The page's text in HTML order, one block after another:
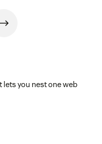
lets you nest one web